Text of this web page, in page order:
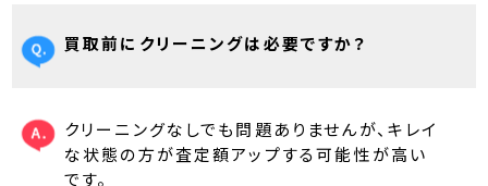
買取前にクリーニングは必要ですか？
クリーニングなしでも問題ありませんが、キレイ
な状態の方が査定額アップする可能性が高い
です。